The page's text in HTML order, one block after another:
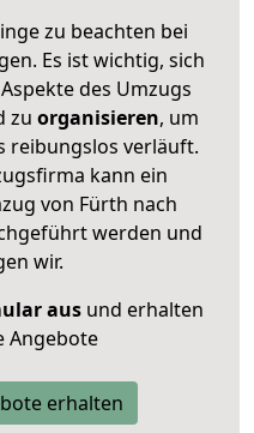
zu beachten bei
Es ist wichtig, sich
des Umzugs
zu organisieren, um
reibungslos verläuft.
kann ein
von Fürth nach
werden und
wir.
ausund erhalten
Angebote
erhalten